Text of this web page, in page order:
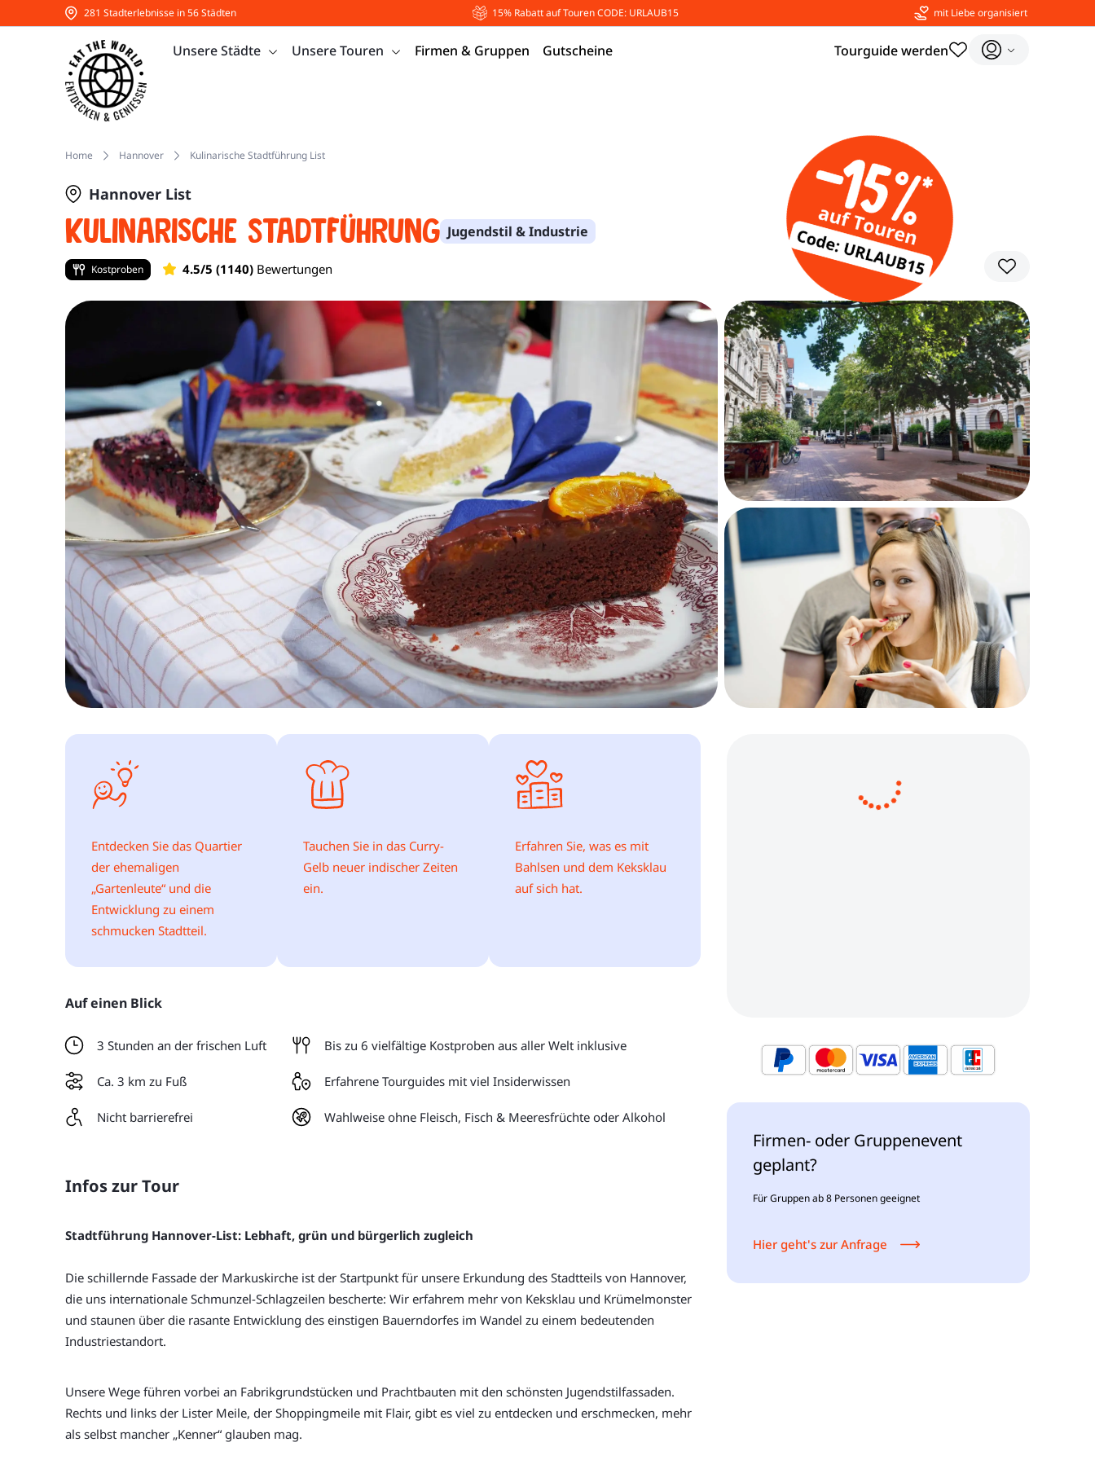
281 Stadterlebnisse in 56 Städten 15% Rabatt auf Touren CODE: URLAUB15 mit Liebe organisiert
Unsere Städte Unsere Touren Firmen & Gruppen Gutscheine Tourguide werden
Home Hannover Kulinarische Stadtführung List
Kulinarische Stadtführung
Hannover List
Jugendstil & Industrie
Kostproben 4.5/5 (1140) Bewertungen
Entdecken Sie das Quartier
der ehemaligen
„Gartenleute“ und die
Entwicklung zu einem
schmucken Stadtteil.
Tauchen Sie in das Curry-
Gelb neuer indischer Zeiten
ein.
Erfahren Sie, was es mit
Bahlsen und dem Keksklau
auf sich hat.
Auf einen Blick
3 Stunden an der frischen Luft
Ca. 3 km zu Fuß
Nicht barrierefrei
Bis zu 6 vielfältige Kostproben aus aller Welt inklusive
Erfahrene Tourguides mit viel Insiderwissen
Wahlweise ohne Fleisch, Fisch & Meeresfrüchte oder Alkohol
Infos zur Tour
Stadtführung Hannover-List: Lebhaft, grün und bürgerlich zugleich
Die schillernde Fassade der Markuskirche ist der Startpunkt für unsere Erkundung des Stadtteils von Hannover,
die uns internationale Schmunzel-Schlagzeilen bescherte: Wir erfahrem mehr von Keksklau und Krümelmonster
und staunen über die rasante Entwicklung des einstigen Bauerndorfes im Wandel zu einem bedeutenden
Industriestandort.
Unsere Wege führen vorbei an Fabrikgrundstücken und Prachtbauten mit den schönsten Jugendstilfassaden.
Rechts und links der Lister Meile, der Shoppingmeile mit Flair, gibt es viel zu entdecken und erschmecken, mehr
als selbst mancher „Kenner“ glauben mag.
Firmen- oder Gruppenevent
geplant?
Für Gruppen ab 8 Personen geeignet
Hier geht's zur Anfrage